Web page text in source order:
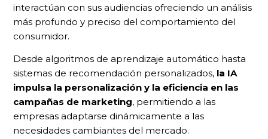
interactúan con sus audiencias ofreciendo un análisis
más profundo y preciso del comportamiento del
consumidor.
Desde algoritmos de aprendizaje automático hasta
sistemas de recomendación personalizados, la IA
impulsa la personalización y la eficiencia en las
campañas de marketing, permitiendo a las
empresas adaptarse dinámicamente a las
necesidades cambiantes del mercado.